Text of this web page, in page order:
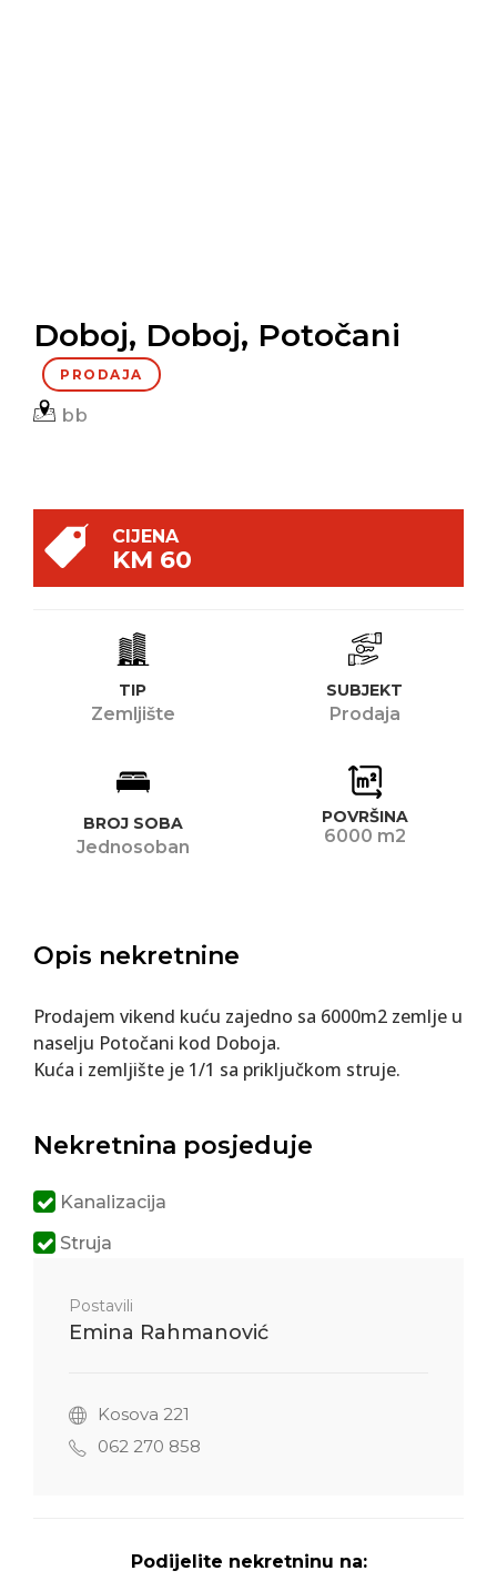
Doboj, Doboj, Potočani
PRODAJA
bb
CIJENA
KM 60
TIP
Zemljište
SUBJEKT
Prodaja
BROJ SOBA
Jednosoban
POVRŠINA
6000 m2
Opis nekretnine
Prodajem vikend kuću zajedno sa 6000m2 zemlje u
naselju Potočani kod Doboja.
Kuća i zemljište je 1/1 sa priključkom struje.
Nekretnina posjeduje
Kanalizacija
Struja
Postavili
Emina Rahmanović
Kosova 221
062 270 858
Podijelite nekretninu na: